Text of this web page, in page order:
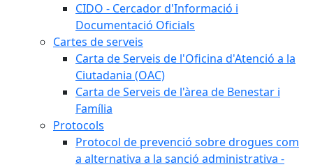
CIDO - Cercador d'Informació i
Documentació Oficials
Cartes de serveis
Carta de Serveis de l'Oficina d'Atenció a la
Ciutadania (OAC)
Carta de Serveis de l'àrea de Benestar i
Família
Protocols
Protocol de prevenció sobre drogues com
a alternativa a la sanció administrativa -